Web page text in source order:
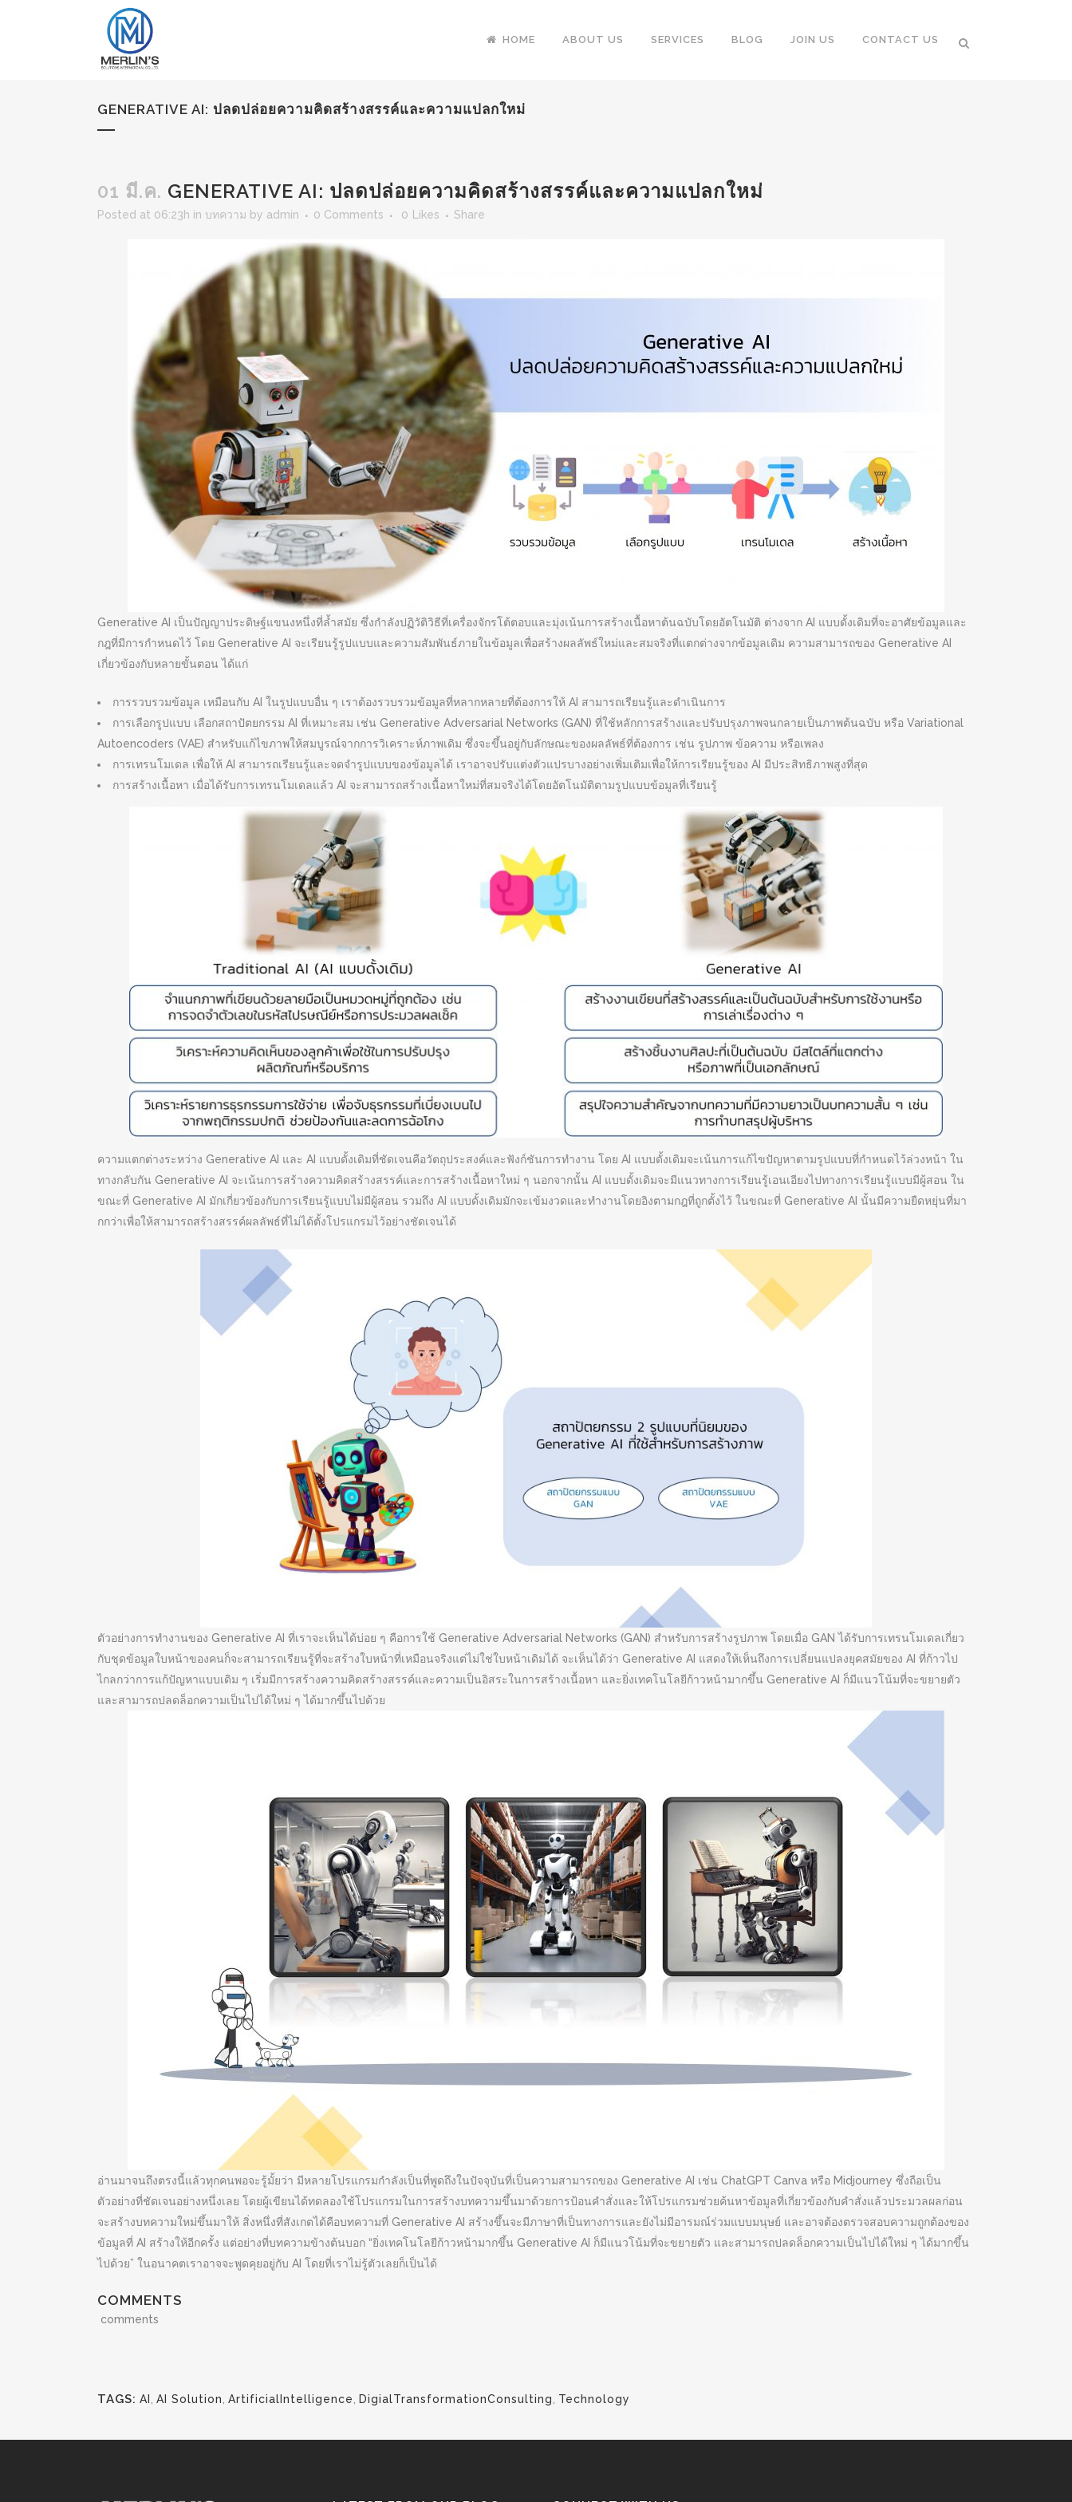
HOME ABOUT US SERVICES BLOG JOIN US CONTACT US
GENERATIVE AI: ปลดปล่อยความคิดสร้างสรรค์และความแปลกใหม่
01 มี.ค. GENERATIVE AI: ปลดปล่อยความคิดสร้างสรรค์และความแปลกใหม่
Posted at 06:23h in บทความ by admin 0 Comments 0 Likes Share
Generative AI เป็นปัญญาประดิษฐ์แขนงหนึ่งที่ล้ำสมัย ซึ่งกำลังปฏิวัติวิธีที่เครื่องจักรโต้ตอบและมุ่งเน้นการสร้างเนื้อหาต้นฉบับโดยอัตโนมัติ ต่างจาก AI แบบดั้งเดิมที่จะอาศัยข้อมูลและ
กฎที่มีการกำหนดไว้ โดย Generative AI จะเรียนรู้รูปแบบและความสัมพันธ์ภายในข้อมูลเพื่อสร้างผลลัพธ์ใหม่และสมจริงที่แตกต่างจากข้อมูลเดิม ความสามารถของ Generative AI
เกี่ยวข้องกับหลายขั้นตอน ได้แก่
การรวบรวมข้อมูล เหมือนกับ AI ในรูปแบบอื่น ๆ เราต้องรวบรวมข้อมูลที่หลากหลายที่ต้องการให้ AI สามารถเรียนรู้และดำเนินการ
การเลือกรูปแบบ เลือกสถาปัตยกรรม AI ที่เหมาะสม เช่น Generative Adversarial Networks (GAN) ที่ใช้หลักการสร้างและปรับปรุงภาพจนกลายเป็นภาพต้นฉบับ หรือ Variational
Autoencoders (VAE) สำหรับแก้ไขภาพให้สมบูรณ์จากการวิเคราะห์ภาพเดิม ซึ่งจะขึ้นอยู่กับลักษณะของผลลัพธ์ที่ต้องการ เช่น รูปภาพ ข้อความ หรือเพลง
การเทรนโมเดล เพื่อให้ AI สามารถเรียนรู้และจดจำรูปแบบของข้อมูลได้ เราอาจปรับแต่งตัวแปรบางอย่างเพิ่มเติมเพื่อให้การเรียนรู้ของ AI มีประสิทธิภาพสูงที่สุด
การสร้างเนื้อหา เมื่อได้รับการเทรนโมเดลแล้ว AI จะสามารถสร้างเนื้อหาใหม่ที่สมจริงได้โดยอัตโนมัติตามรูปแบบข้อมูลที่เรียนรู้
ความแตกต่างระหว่าง Generative AI และ AI แบบดั้งเดิมที่ชัดเจนคือวัตถุประสงค์และฟังก์ชันการทำงาน โดย AI แบบดั้งเดิมจะเน้นการแก้ไขปัญหาตามรูปแบบที่กำหนดไว้ล่วงหน้า ใน
ทางกลับกัน Generative AI จะเน้นการสร้างความคิดสร้างสรรค์และการสร้างเนื้อหาใหม่ ๆ นอกจากนั้น AI แบบดั้งเดิมจะมีแนวทางการเรียนรู้เอนเอียงไปทางการเรียนรู้แบบมีผู้สอน ใน
ขณะที่ Generative AI มักเกี่ยวข้องกับการเรียนรู้แบบไม่มีผู้สอน รวมถึง AI แบบดั้งเดิมมักจะเข้มงวดและทำงานโดยอิงตามกฎที่ถูกตั้งไว้ ในขณะที่ Generative AI นั้นมีความยืดหยุ่นที่มา
กกว่าเพื่อให้สามารถสร้างสรรค์ผลลัพธ์ที่ไม่ได้ตั้งโปรแกรมไว้อย่างชัดเจนได้
ตัวอย่างการทำงานของ Generative AI ที่เราจะเห็นได้บ่อย ๆ คือการใช้ Generative Adversarial Networks (GAN) สำหรับการสร้างรูปภาพ โดยเมื่อ GAN ได้รับการเทรนโมเดลเกี่ยว
กับชุดข้อมูลใบหน้าของคนก็จะสามารถเรียนรู้ที่จะสร้างใบหน้าที่เหมือนจริงแต่ไม่ใช่ใบหน้าเดิมได้ จะเห็นได้ว่า Generative AI แสดงให้เห็นถึงการเปลี่ยนแปลงยุคสมัยของ AI ที่ก้าวไป
ไกลกว่าการแก้ปัญหาแบบเดิม ๆ เริ่มมีการสร้างความคิดสร้างสรรค์และความเป็นอิสระในการสร้างเนื้อหา และยิ่งเทคโนโลยีก้าวหน้ามากขึ้น Generative AI ก็มีแนวโน้มที่จะขยายตัว
และสามารถปลดล็อกความเป็นไปได้ใหม่ ๆ ได้มากขึ้นไปด้วย
อ่านมาจนถึงตรงนี้แล้วทุกคนพอจะรู้มั้ยว่า มีหลายโปรแกรมกำลังเป็นที่พูดถึงในปัจจุบันที่เป็นความสามารถของ Generative AI เช่น ChatGPT Canva หรือ Midjourney ซึ่งถือเป็น
ตัวอย่างที่ชัดเจนอย่างหนึ่งเลย โดยผู้เขียนได้ทดลองใช้โปรแกรมในการสร้างบทความขึ้นมาด้วยการป้อนคำสั่งและให้โปรแกรมช่วยค้นหาข้อมูลที่เกี่ยวข้องกับคำสั่งแล้วประมวลผลก่อน
จะสร้างบทความใหม่ขึ้นมาให้ สิ่งหนึ่งที่สังเกตได้คือบทความที่ Generative AI สร้างขึ้นจะมีภาษาที่เป็นทางการและยังไม่มีอารมณ์ร่วมแบบมนุษย์ และอาจต้องตรวจสอบความถูกต้องของ
ข้อมูลที่ AI สร้างให้อีกครั้ง แต่อย่างที่บทความข้างต้นบอก “ยิ่งเทคโนโลยีก้าวหน้ามากขึ้น Generative AI ก็มีแนวโน้มที่จะขยายตัว และสามารถปลดล็อกความเป็นไปได้ใหม่ ๆ ได้มากขึ้น
ไปด้วย” ในอนาคตเราอาจจะพูดคุยอยู่กับ AI โดยที่เราไม่รู้ตัวเลยก็เป็นได้
COMMENTS
comments
TAGS: AI , AI Solution, ArtificialIntelligence, DigialTransformationConsulting, Technology